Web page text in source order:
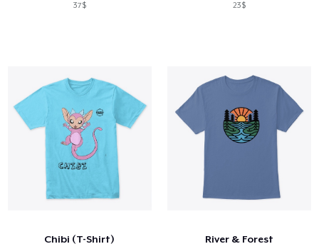
37$ 23$
Chibi (T-Shirt) River & Forest